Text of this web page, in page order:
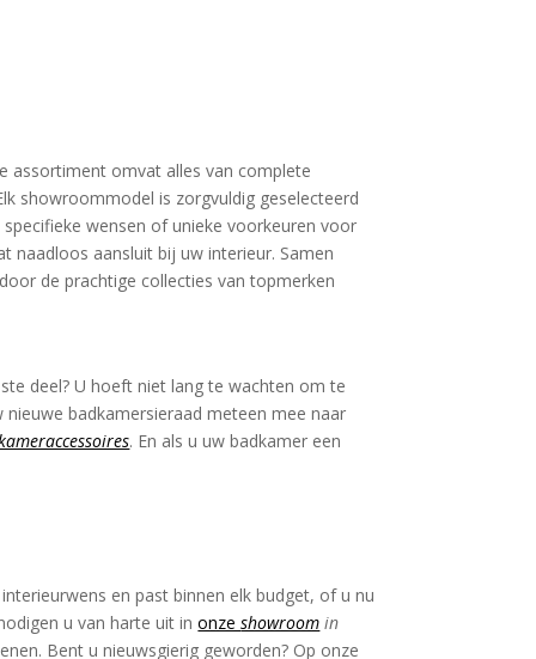
assortiment omvat alles van complete
showroommodel is zorgvuldig geselecteerd
wensen of unieke voorkeuren voor
naadloos aansluit bij uw interieur. Samen
de prachtige collecties van topmerken
deel? U hoeft niet lang te wachten om te
nieuwe badkamersieraad meteen mee naar
. En als u uw badkamer een
en past binnen elk budget, of u nu
u van harte uit inonzeshowroom in
Bent u nieuwsgierig geworden? Op onze